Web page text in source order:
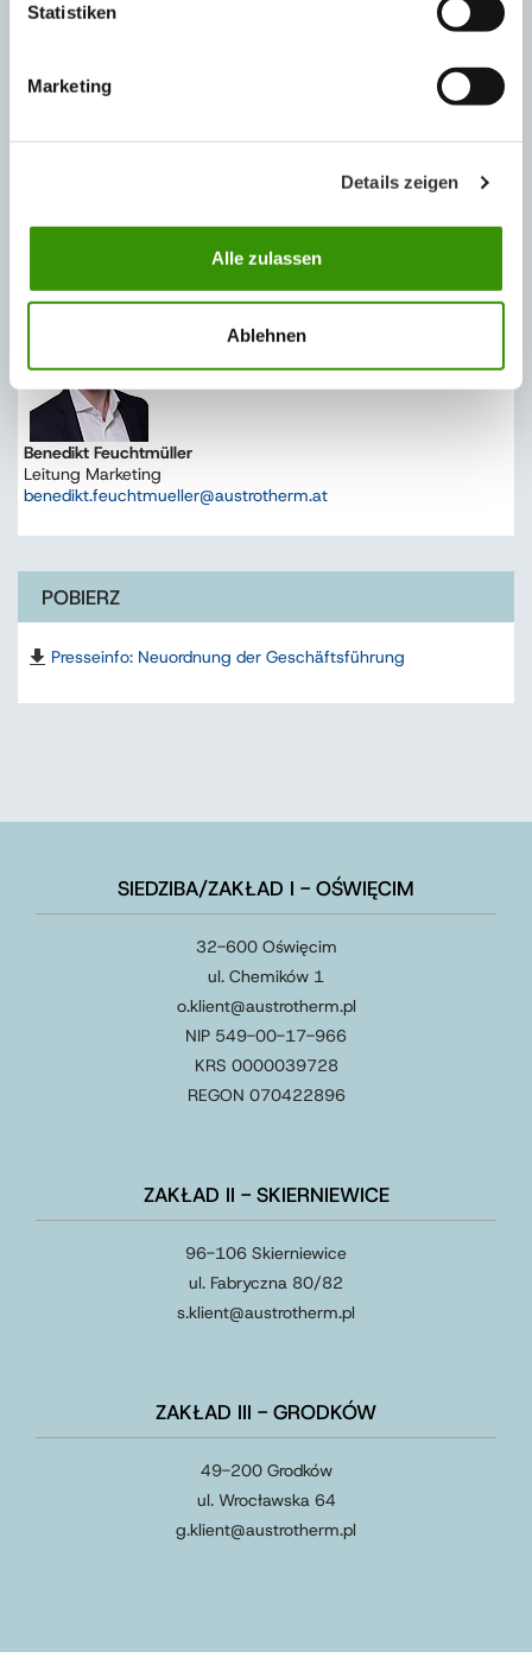
Statistiken
Marketing
Details zeigen
Alle zulassen
Ablehnen
Tel: +43 2633/401-0
heimo.pascher@austrotherm.at
Benedikt Feuchtmüller
Leitung Marketing
benedikt.feuchtmueller@austrotherm.at
POBIERZ
Presseinfo: Neuordnung der Geschäftsführung
SIEDZIBA/ZAKŁAD I - OŚWIĘCIM
32-600 Oświęcim
ul. Chemików 1
o.klient@austrotherm.pl
NIP 549-00-17-966
KRS 0000039728
REGON 070422896
ZAKŁAD II - SKIERNIEWICE
96-106 Skierniewice
ul. Fabryczna 80/82
s.klient@austrotherm.pl
ZAKŁAD III - GRODKÓW
49-200 Grodków
ul. Wrocławska 64
g.klient@austrotherm.pl